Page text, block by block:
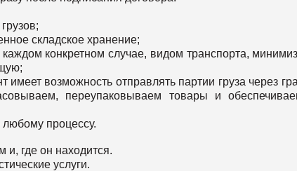
складское хранение;
конкретном случае, видом транспорта,
имеет возможность отправлять партии груза через
переупаковываем товары и
любому процессу.
и, где он находится.
услуги.